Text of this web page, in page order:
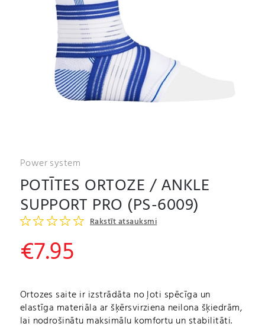
Power system
POTĪTES ORTOZE / ANKLE
SUPPORT PRO (PS-6009)
Rakstīt atsauksmi
€7.95
Ortozes saite ir izstrādāta no ļoti spēcīga un
elastīga materiāla ar šķērsvirziena neilona šķiedrām,
lai nodrošinātu maksimālu komfortu un stabilitāti.